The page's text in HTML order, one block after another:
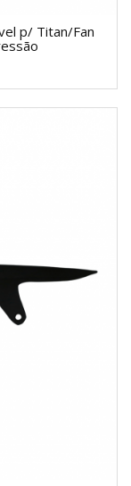
p/ Titan/Fan